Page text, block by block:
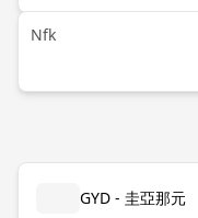
Nfk
GYD - 圭亞那元